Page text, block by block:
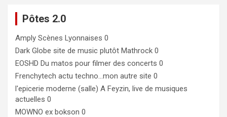
Pôtes 2.0
Amply Scènes Lyonnaises 0
Dark Globe site de music plutôt Mathrock 0
EOSHD Du matos pour filmer des concerts 0
Frenchytech actu techno…mon autre site 0
l'epicerie moderne (salle) A Feyzin, live de musiques
actuelles 0
MOWNO ex bokson 0